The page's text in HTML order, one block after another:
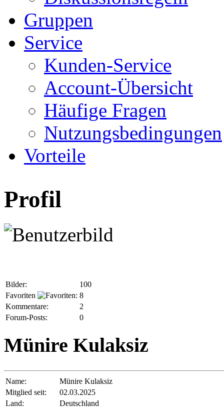
Gruppen
Service
Kunden-Service
Account-Übersicht
Häufige Fragen
Nutzungsbedingungen
Vorteile
Profil
Bilder:
100
Favoriten
: 8
Kommentare:
2
Forum-Posts:
0
Münire Kulaksiz
Name:
Münire Kulaksiz
Mitglied seit:
02.03.2025
Land:
Deutschland